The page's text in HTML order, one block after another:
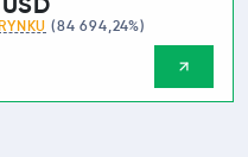
RYNKU (84 694,24%)